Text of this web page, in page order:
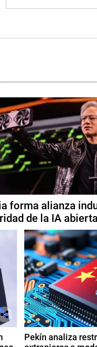
forma alianza
de la IA abierta
Pekín analiza